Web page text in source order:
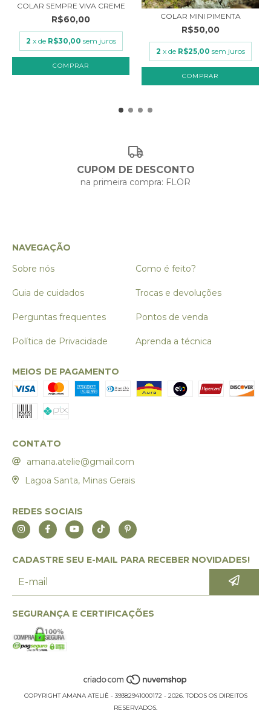
COLAR SEMPRE VIVA CREME
R$60,00
2 x de R$30,00 sem juros
COLAR MINI PIMENTA
R$50,00
2 x de R$25,00 sem juros
CUPOM DE DESCONTO
na primeira compra: FLOR
NAVEGAÇÃO
Sobre nós
Como é feito?
Guia de cuidados Trocas e devoluções
Perguntas frequentes Pontos de venda
Política de Privacidade Aprenda a técnica
MEIOS DE PAGAMENTO
CONTATO
amana.atelie@gmail.com
Lagoa Santa, Minas Gerais
REDES SOCIAIS
CADASTRE SEU E-MAIL PARA RECEBER NOVIDADES!
SEGURANÇA E CERTIFICAÇÕES
COPYRIGHT AMANA ATELIÊ - 39382941000172 - 2026. TODOS OS DIREITOS
RESERVADOS.